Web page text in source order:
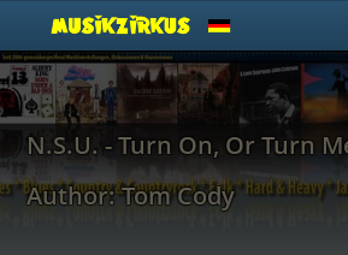
N.S.U. - Turn On, Or Turn
Author: Tom Cody